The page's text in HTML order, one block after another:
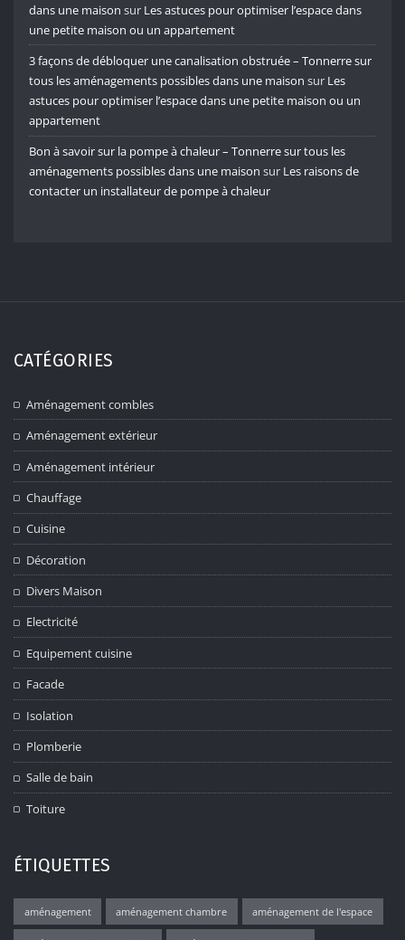
dans une maison sur Les astuces pour optimiser l’espace dans
une petite maison ou un appartement
3 façons de débloquer une canalisation obstruée – Tonnerre sur
tous les aménagements possibles dans une maison sur Les
astuces pour optimiser l’espace dans une petite maison ou un
appartement
Bon à savoir sur la pompe à chaleur – Tonnerre sur tous les
aménagements possibles dans une maison sur Les raisons de
contacter un installateur de pompe à chaleur
CATÉGORIES
Aménagement combles
Aménagement extérieur
Aménagement intérieur
Chauffage
Cuisine
Décoration
Divers Maison
Electricité
Equipement cuisine
Facade
Isolation
Plomberie
Salle de bain
Toiture
ÉTIQUETTES
aménagement aménagement chambre aménagement de l'espace